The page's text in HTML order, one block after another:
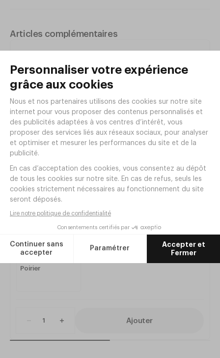
chariot Courchevel
Dimensions : 700 x 500 x h220 mm
Pour chariots courchevel XR75PetHB11P
Articles complémentaires
Réf. XR75P|680,00€ HT
Chariot 3 plateaux COURCHEVEL
860x550xh850mm Poirier
Réf. HB11P |780,00€ HT
Articles complémentaires
Réf. XR75P
Ajouter